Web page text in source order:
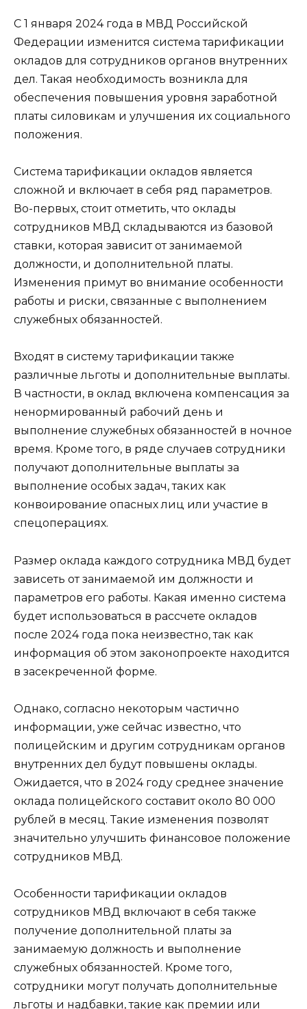
С 1 января 2024 года в МВД Российской
Федерации изменится система тарификации
окладов для сотрудников органов внутренних
дел. Такая необходимость возникла для
обеспечения повышения уровня заработной
платы силовикам и улучшения их социального
положения.
Система тарификации окладов является
сложной и включает в себя ряд параметров.
Во-первых, стоит отметить, что оклады
сотрудников МВД складываются из базовой
ставки, которая зависит от занимаемой
должности, и дополнительной платы.
Изменения примут во внимание особенности
работы и риски, связанные с выполнением
служебных обязанностей.
Входят в систему тарификации также
различные льготы и дополнительные выплаты.
В частности, в оклад включена компенсация за
ненормированный рабочий день и
выполнение служебных обязанностей в ночное
время. Кроме того, в ряде случаев сотрудники
получают дополнительные выплаты за
выполнение особых задач, таких как
конвоирование опасных лиц или участие в
спецоперациях.
Размер оклада каждого сотрудника МВД будет
зависеть от занимаемой им должности и
параметров его работы. Какая именно система
будет использоваться в рассчете окладов
после 2024 года пока неизвестно, так как
информация об этом законопроекте находится
в засекреченной форме.
Однако, согласно некоторым частично
информации, уже сейчас известно, что
полицейским и другим сотрудникам органов
внутренних дел будут повышены оклады.
Ожидается, что в 2024 году среднее значение
оклада полицейского составит около 80 000
рублей в месяц. Такие изменения позволят
значительно улучшить финансовое положение
сотрудников МВД.
Особенности тарификации окладов
сотрудников МВД включают в себя также
получение дополнительной платы за
занимаемую должность и выполнение
служебных обязанностей. Кроме того,
сотрудники могут получать дополнительные
льготы и надбавки, такие как премии или